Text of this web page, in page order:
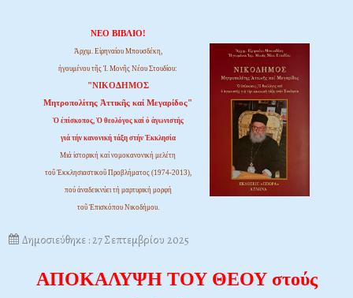
ΝΕΟ ΒΙΒΛΙΟ!
Ἀρχιμ. Εἰρηναίου Μπουσδέκη,
ἡγουμένου τῆς Ἱ. Μονῆς Νέου Στουδίου:
"ΝΙΚΟΔΗΜΟΣ
Μητροπολίτης Ἀττικῆς καί Μεγαρίδος"
Ὁ ἐπίσκοπος, Ὁ θεολόγος καί ὁ ἀγωνιστής
γιά τήν κανονική τάξη στήν Ἐκκλησία
Μιά ἱστορική καί νομοκανονική μελέτη
τοῦ Ἐκκλησιαστικοῦ Προβλήματος (1974-2013),
πού ἀναδεικνύει τή μαρτυρική μορφή
τοῦ Ἐπισκόπου Νικοδήμου.
Δημοσιεύθηκε : 27 Σεπτεμβρίου 2025
ΑΠΟΚΑΛΥΨΗ ΤΟΥ ΘΕΟΥ στούς